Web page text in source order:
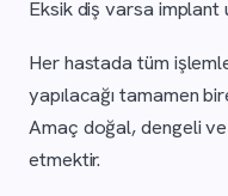
Eksik diş varsa implant
Her hastada tüm
yapılacağı tamamen
Amaç doğal, dengeli
etmektir.